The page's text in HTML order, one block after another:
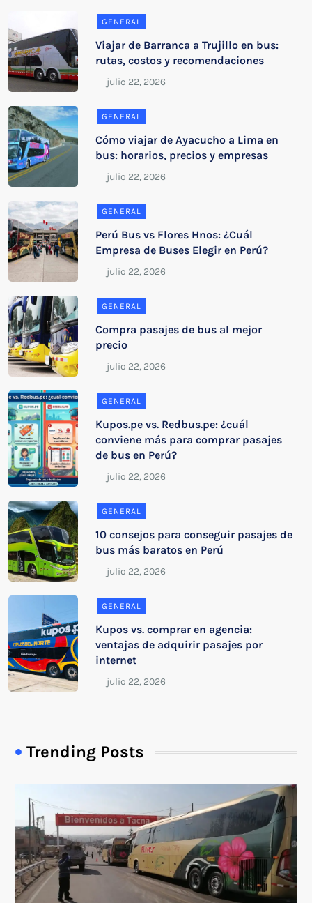
GENERAL
Viajar de Barranca a Trujillo en bus:
rutas, costos y recomendaciones
GENERAL
Cómo viajar de Ayacucho a Lima en
bus: horarios, precios y empresas
GENERAL
Perú Bus vs Flores Hnos: ¿Cuál
Empresa de Buses Elegir en Perú?
GENERAL
Compra pasajes de bus al mejor
precio
GENERAL
Kupos.pe vs. Redbus.pe: ¿cuál
conviene más para comprar pasajes
de bus en Perú?
GENERAL
10 consejos para conseguir pasajes de
bus más baratos en Perú
GENERAL
Kupos vs. comprar en agencia:
ventajas de adquirir pasajes por
internet
Trending Posts